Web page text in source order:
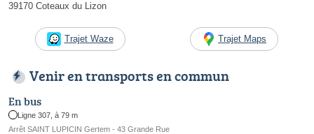
39170 Coteaux du Lizon
Trajet Waze Trajet Maps
Venir en transports en commun
En bus
Ligne 307, à 79 m
Arrêt SAINT LUPICIN Gertem - 43 Grande Rue